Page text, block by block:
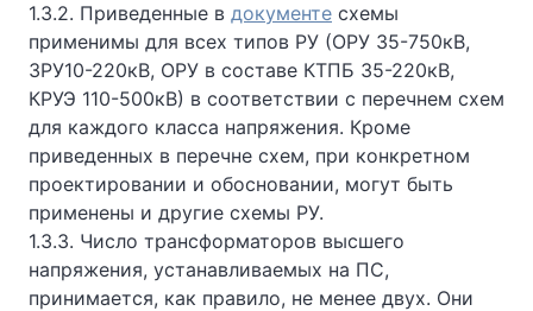
1.3.2. Приведенные в документе схемы
применимы для всех типов РУ (ОРУ 35-750кВ,
ЗРУ10-220кВ, ОРУ в составе КТПБ 35-220кВ,
КРУЭ 110-500кВ) в соответствии с перечнем схем
для каждого класса напряжения. Кроме
приведенных в перечне схем, при конкретном
проектировании и обосновании, могут быть
применены и другие схемы РУ.
1.3.3. Число трансформаторов высшего
напряжения, устанавливаемых на ПС,
принимается, как правило, не менее двух. Они